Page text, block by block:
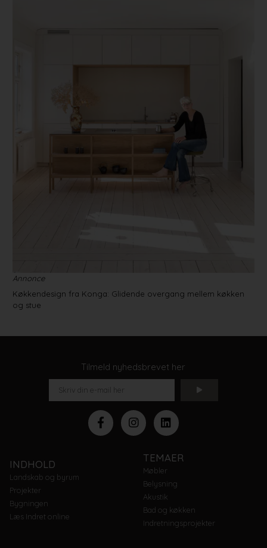
Annonce
Køkkendesign fra Konga: Glidende overgang mellem køkken
og stue
Tilmeld nyhedsbrevet her
INDHOLD
Landskab og byrum
Projekter
Bygningen
Læs Indret online
TEMAER
Møbler
Belysning
Akustik
Bad og køkken
Indretningsprojekter